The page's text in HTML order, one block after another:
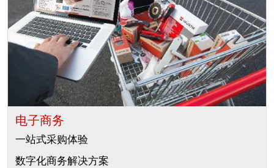
电子商务
一站式采购体验
数字化商务解决方案